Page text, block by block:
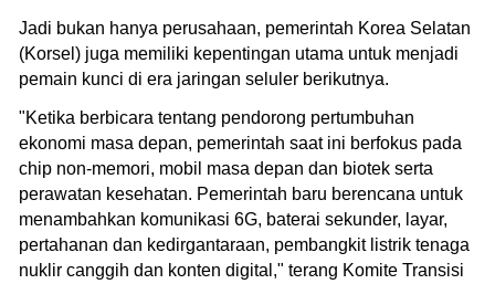
Jadi bukan hanya perusahaan, pemerintah Korea Selatan
(Korsel) juga memiliki kepentingan utama untuk menjadi
pemain kunci di era jaringan seluler berikutnya.
"Ketika berbicara tentang pendorong pertumbuhan
ekonomi masa depan, pemerintah saat ini berfokus pada
chip non-memori, mobil masa depan dan biotek serta
perawatan kesehatan. Pemerintah baru berencana untuk
menambahkan komunikasi 6G, baterai sekunder, layar,
pertahanan dan kedirgantaraan, pembangkit listrik tenaga
nuklir canggih dan konten digital," terang Komite Transisi